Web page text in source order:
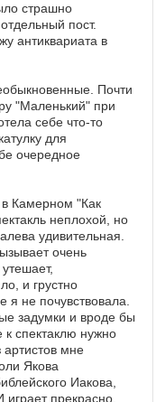
страшно
пост.
антиквариата в
Почти
"Маленький" при
себе что-то
для
очередное
Камерном "Как
неплохой, но
удивительная.
очень
и грустно
я не почувствовала.
задумки и вроде бы
спектаклю нужно
артистов мне
Якова
Иакова,
прекрасно.